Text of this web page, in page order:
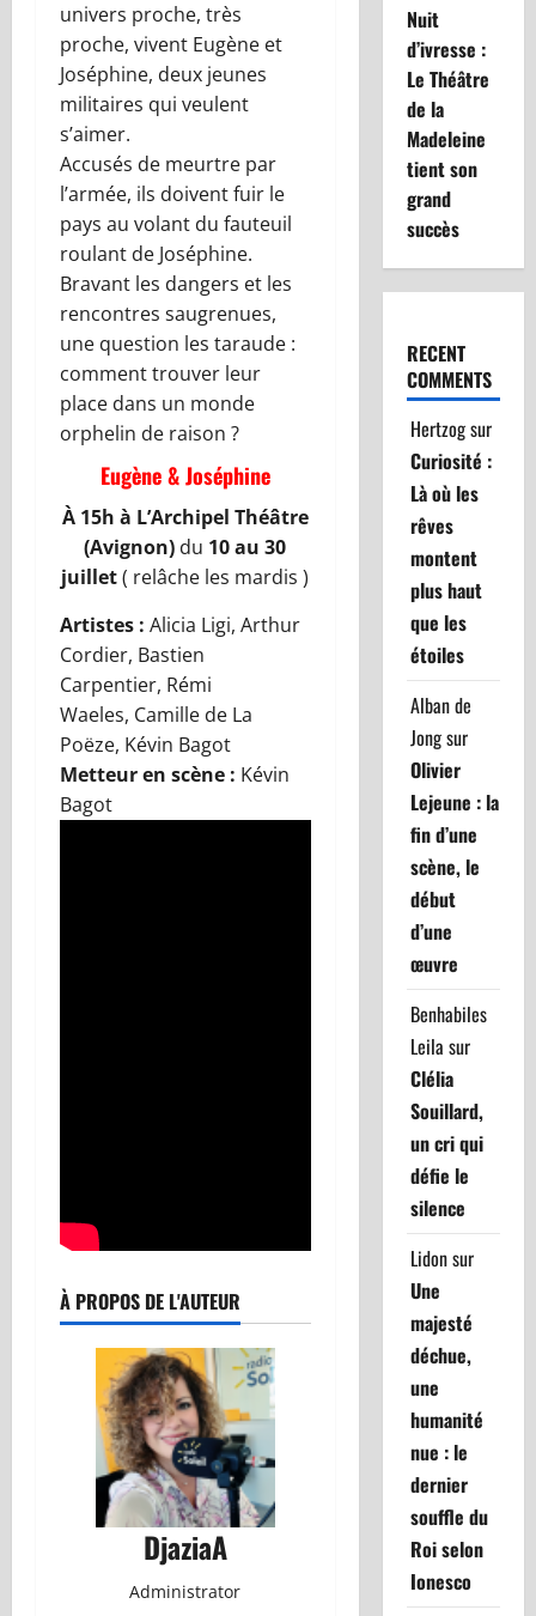
univers proche, très
proche, vivent Eugène et
Joséphine, deux jeunes
militaires qui veulent
s’aimer.
Accusés de meurtre par
l’armée, ils doivent fuir le
pays au volant du fauteuil
roulant de Joséphine.
Bravant les dangers et les
rencontres saugrenues,
une question les taraude :
comment trouver leur
place dans un monde
orphelin de raison ?
Eugène & Joséphine
À 15h à L’Archipel Théâtre
(Avignon) du 10 au 30
juillet( relâche les mardis )
Artistes : Alicia Ligi, Arthur
Cordier, Bastien
Carpentier, Rémi
Waeles, Camille de La
Poëze, Kévin Bagot
Metteur en scène : Kévin
Bagot
À PROPOS DE L'AUTEUR
DjaziaA
Administrator
Nuit
d’ivresse :
Le Théâtre
de la
Madeleine
tient son
grand
succès
RECENT
COMMENTS
Hertzogsur
Curiosité :
Là où les
rêves
montent
plus haut
que les
étoiles
Alban de
Jongsur
Olivier
Lejeune : la
fin d’une
scène, le
début
d’une
œuvre
Benhabiles
Leila sur
Clélia
Souillard,
un cri qui
défie le
silence
Lidonsur
Une
majesté
déchue,
une
humanité
nue : le
dernier
souffle du
Roi selon
Ionesco